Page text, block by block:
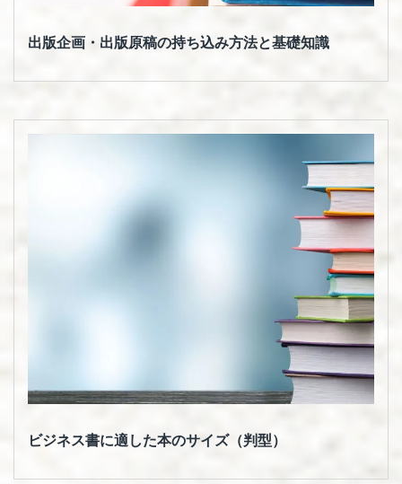
出版企画・出版原稿の持ち込み方法と基礎知識
ビジネス書に適した本のサイズ（判型）